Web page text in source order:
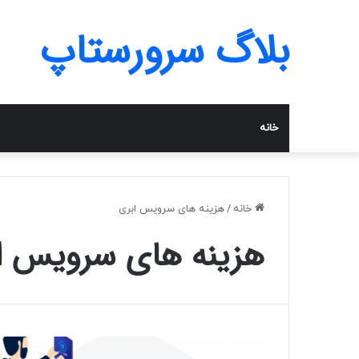
بلاگ سرورستاپ
خانه
خانه /هزینه های سرویس ابری
هزینه های سرویس